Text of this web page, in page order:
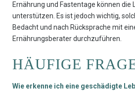
Ernährung und Fastentage können
unterstützen. Es ist jedoch wichtig,
Bedacht und nach Rücksprache mit
Ernährungsberater durchzuführen.
HÄUFIGE
Wie erkenne ich eine geschädigte